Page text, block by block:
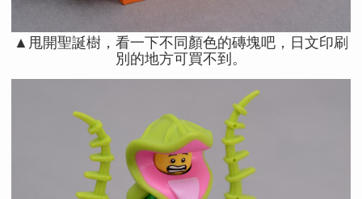
▲甩開聖誕樹，看一下不同顏色的磚塊吧，日文印刷
別的地方可買不到。